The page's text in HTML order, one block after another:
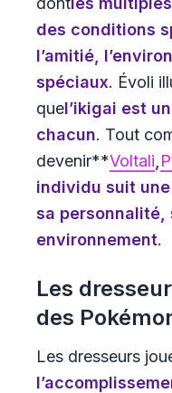
des conditions
l’amitié,
spéciaux. Évoli
quel’ikigai est
chacun. Tout
devenir**Voltali
individu suit
sa personnalité,
environnement.
Les
des
Les dresseurs